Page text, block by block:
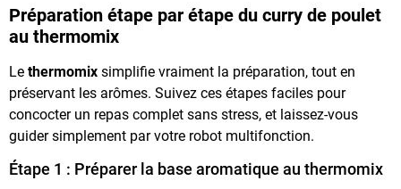
Préparation étape par étape du curry de poulet
au thermomix
Le thermomix simplifie vraiment la préparation, tout en
préservant les arômes. Suivez ces étapes faciles pour
concocter un repas complet sans stress, et laissez-vous
guider simplement par votre robot multifonction.
Étape 1 : Préparer la base aromatique au thermomix